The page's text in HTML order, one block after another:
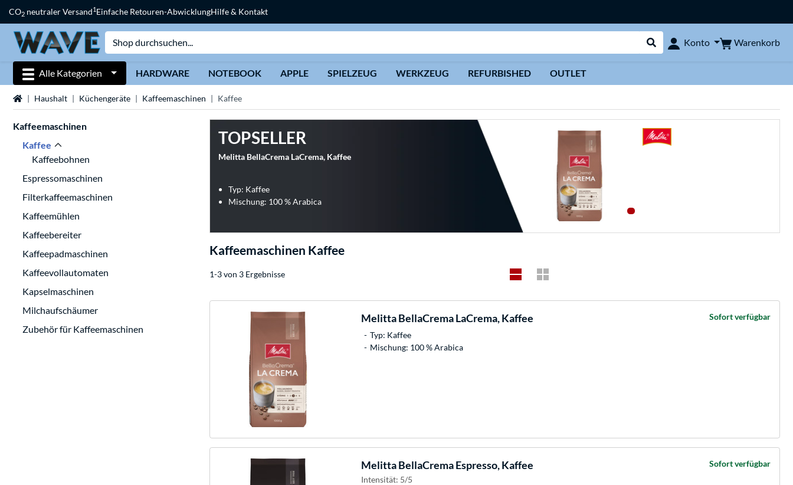
CO2 neutraler Versand1Einfache Retouren-AbwicklungHilfe & Kontakt
Suche durchführen
Konto Warenkorb
Alle Kategorien HARDWARE NOTEBOOK APPLE SPIELZEUG WERKZEUG REFURBISHED OUTLET
StartseiteHaushalt Küchengeräte Kaffeemaschinen Kaffee
Kaffeemaschinen
Kaffee
Kaffeebohnen
Espressomaschinen
Filterkaffeemaschinen
Kaffeemühlen
Kaffeebereiter
Kaffeepadmaschinen
Kaffeevollautomaten
Kapselmaschinen
Milchaufschäumer
Zubehör für Kaffeemaschinen
TOPSELLER
Melitta BellaCrema LaCrema, Kaffee
Typ: Kaffee
Mischung: 100 % Arabica
Kaffeemaschinen Kaffee
1-3 von 3 Ergebnisse
MelittaBellaCrema LaCrema, Kaffee
Typ: Kaffee
Mischung: 100 % Arabica
Sofort verfügbar
MelittaBellaCrema Espresso, Kaffee
Intensität: 5/5
Sofort verfügbar